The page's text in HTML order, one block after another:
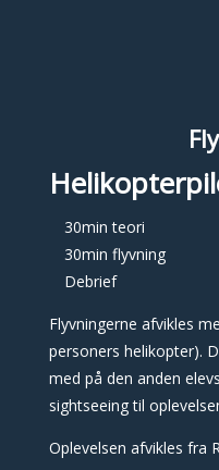
30min teori
30min flyvning
Debrief
Flyvningerne afvikles
personers helikopter).
med på den anden
sightseeing til
Oplevelsen afvikles fra